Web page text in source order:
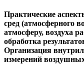
Практические
сред (атмосферного
атмосферу, воздуха
обработка
Организация
измерений